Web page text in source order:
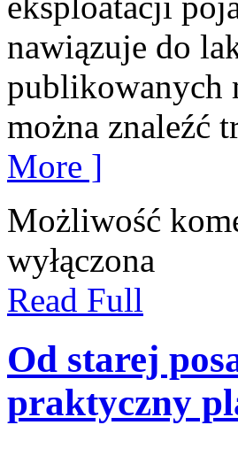
nawiązuje do
publikowanych
można znaleźć
More ]
Możliwość
wyłączona
Read Full
Od starej
praktyczny